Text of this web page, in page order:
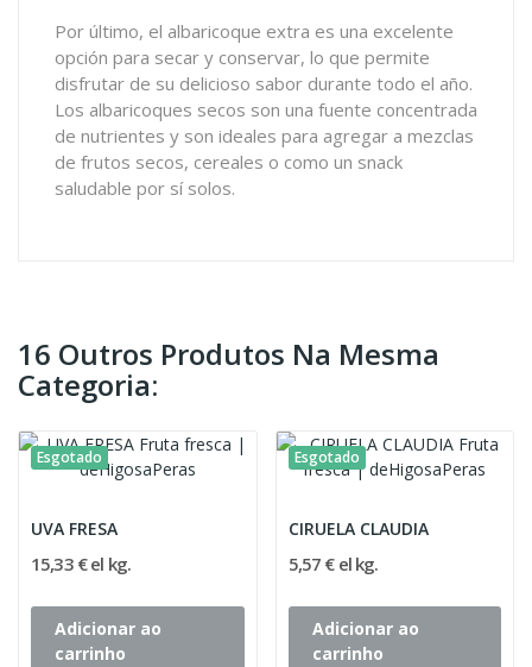
Por último, el albaricoque extra es una excelente
opción para secar y conservar, lo que permite
disfrutar de su delicioso sabor durante todo el año.
Los albaricoques secos son una fuente concentrada
de nutrientes y son ideales para agregar a mezclas
de frutos secos, cereales o como un snack
saludable por sí solos.
16 Outros Produtos Na Mesma
Categoria:
Esgotado
UVA FRESA
15,33 € el kg.
Adicionar ao
carrinho
Esgotado
CIRUELA CLAUDIA
5,57 € el kg.
Adicionar ao
carrinho